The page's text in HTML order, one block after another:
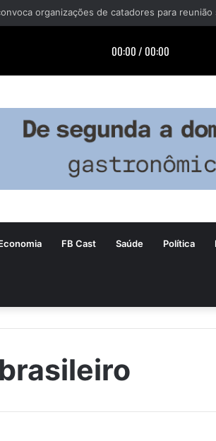
organizações de catadores para reunião
FB Cast Saúde Política